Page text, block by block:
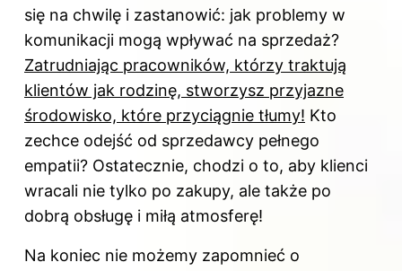
się na chwilę i zastanowić: jak problemy w
komunikacji mogą wpływać na sprzedaż?
Zatrudniając pracowników, którzy traktują
klientów jak rodzinę, stworzysz przyjazne
środowisko, które przyciągnie tłumy! Kto
zechce odejść od sprzedawcy pełnego
empatii? Ostatecznie, chodzi o to, aby klienci
wracali nie tylko po zakupy, ale także po
dobrą obsługę i miłą atmosferę!
Na koniec nie możemy zapomnieć o